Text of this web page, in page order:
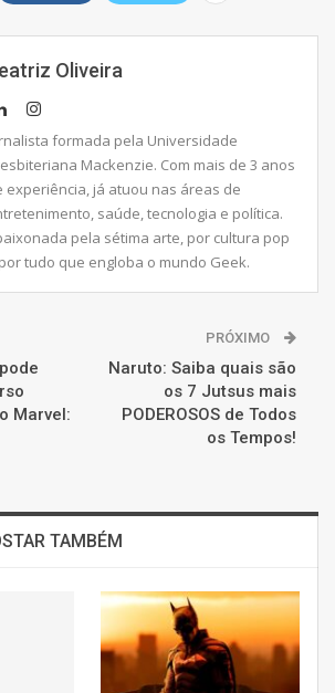
Oliveira
formada pela Universidade
Mackenzie. Com mais de 3 anos
experiência, já atuou nas áreas de
saúde, tecnologia e política.
pela sétima arte, por cultura pop
tudo que engloba o mundo Geek.
Marvel:
PRÓXIMO
Naruto: Saiba quais são
os 7 Jutsus mais
PODEROSOS de Todos
os Tempos!
TAMBÉM